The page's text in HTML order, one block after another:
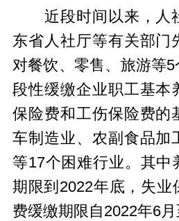
近段时间以来，人
东省人社厅等有关部门
对餐饮、零售、旅游等
段性缓缴企业职工基本
保险费和工伤保险费的
车制造业、农副食品加
等17个困难行业。其中
期限到2022年底，失业
费缓缴期限自2022年6月